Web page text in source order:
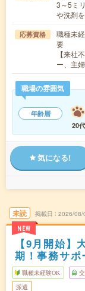
3～5ミ
や洗剤
応募資格
職種未
要
【来社
ー、主
職場の雰囲気
年齢層
20代
気になる!
未読
NEW
掲載日 2026/08/
【9月開始】
期！事務サポ
職種未経験OK
派遣